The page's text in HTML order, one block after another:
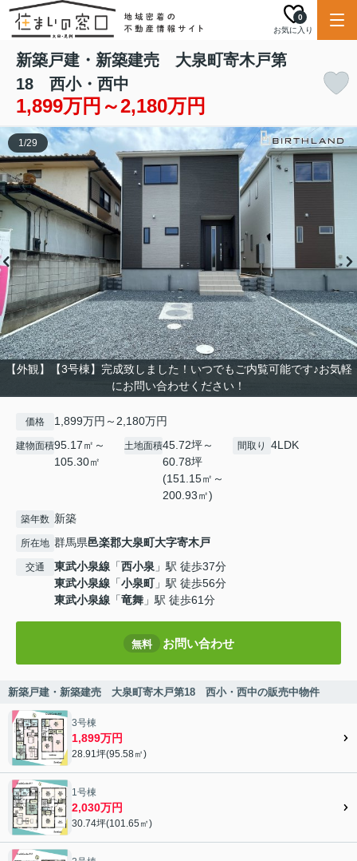
お気に入り
0
新築戸建・新築建売 大泉町寄木戸第
18 西小・西中
1,899万円～2,180万円
【外観】【3号棟】完成致しました！いつでもご内覧可能です♪お気軽
にお問い合わせください！
1/29
価格 1,899万円～2,180万円
建物面積95.17㎡～
105.30㎡
土地面積45.72坪～
60.78坪
(151.15㎡～
200.93㎡)
間取り 4LDK
築年数 新築
所在地 群馬県邑楽郡大泉町大字寄木戸
交通 東武小泉線 「西小泉 」駅 徒歩37分
東武小泉線 「小泉町」駅 徒歩56分
東武小泉線 「竜舞 」駅 徒歩61分
無料 お問い合わせ
新築戸建・新築建売 大泉町寄木戸第18 西小・西中の販売中物件
3号棟
1,899万円
28.91坪(95.58㎡)
1号棟
2,030万円
30.74坪(101.65㎡)